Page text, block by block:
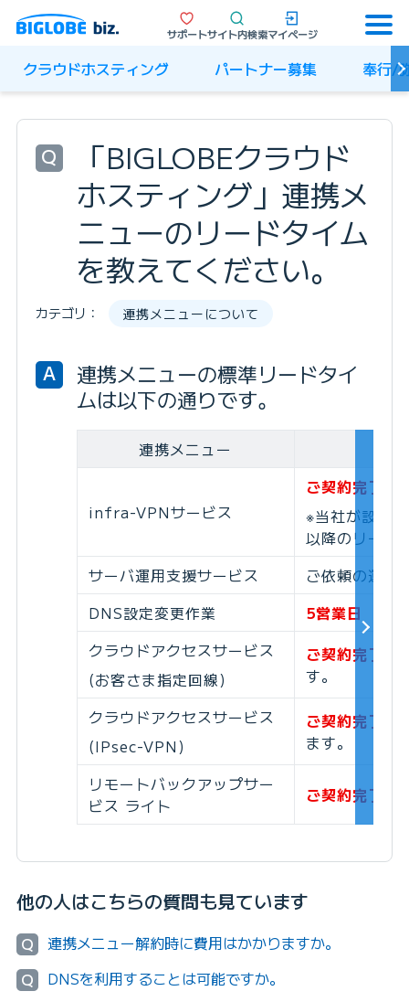
サポートサイト内検索マイページ
クラウドホスティング パートナー募集 奉行/
Q
「BIGLOBEクラウド
ホスティング」連携メ
ニューのリードタイム
を教えてください。
カテゴリ： 連携メニューについて
A
連携メニューの標準リードタイ
ムは以下の通りです。
連携メニュー
infra-VPNサービス
ご契約完了後
※当社が設定
以降のリード
サーバ運用支援サービス
ご依頼の運用
DNS設定変更作業
5営業日
クラウドアクセスサービス
(お客さま指定回線)
ご契約完了後
す。
クラウドアクセスサービス
(IPsec-VPN)
ご契約完了後
ます。
リモートバックアップサー
ビス ライト
ご契約完了後
他の人はこちらの質問も見ています
Q
連携メニュー解約時に費用はかかりますか。
Q
DNSを利用することは可能ですか。